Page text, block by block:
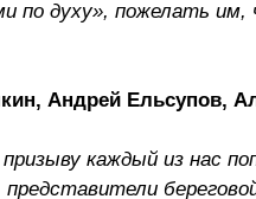
по духу», пожелать им,
Андрей Ельсупов,
каждый из нас
представители